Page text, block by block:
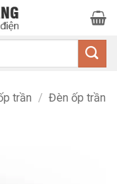
trần / Đèn ốp trần